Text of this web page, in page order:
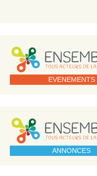
EVENEMENTS
ANNONCES